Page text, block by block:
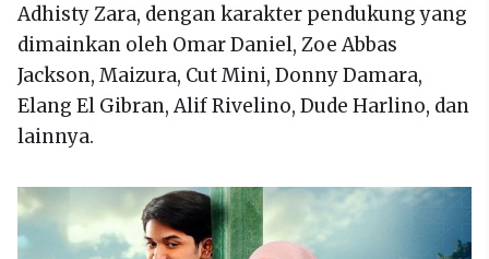
Adhisty Zara, dengan karakter pendukung yang
dimainkan oleh Omar Daniel, Zoe Abbas
Jackson, Maizura, Cut Mini, Donny Damara,
Elang El Gibran, Alif Rivelino, Dude Harlino, dan
lainnya.